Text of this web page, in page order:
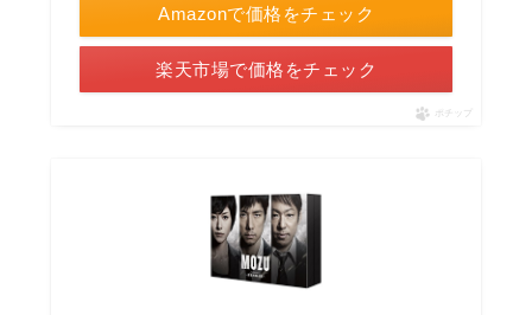
Amazonで価格をチェック
楽天市場で価格をチェック
ポチップ